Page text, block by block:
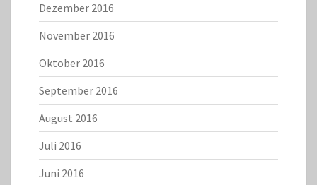
Dezember 2016
November 2016
Oktober 2016
September 2016
August 2016
Juli 2016
Juni 2016